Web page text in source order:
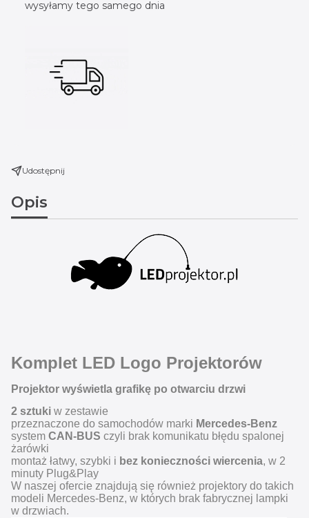
wysyłamy tego samego dnia
Udostępnij
Opis
Komplet LED Logo Projektorów
Projektor wyświetla grafikę po otwarciu drzwi
2 sztuki w zestawie
przeznaczone do samochodów marki Mercedes-Benz
system CAN-BUS czyli brak komunikatu błędu spalonej
żarówki
montaż łatwy, szybki i bez konieczności wiercenia, w 2
minuty Plug&Play
W naszej ofercie znajdują się również projektory do takich
modeli Mercedes-Benz, w których brak fabrycznej lampki
w drzwiach.